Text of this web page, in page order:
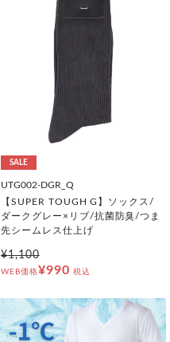
SALE
UTG002-DGR_Q
【SUPER TOUGH G】ソックス/
ダークグレー×リブ/抗菌防臭/つま
先シームレス仕上げ
¥1,100
WEB価格¥990 税込